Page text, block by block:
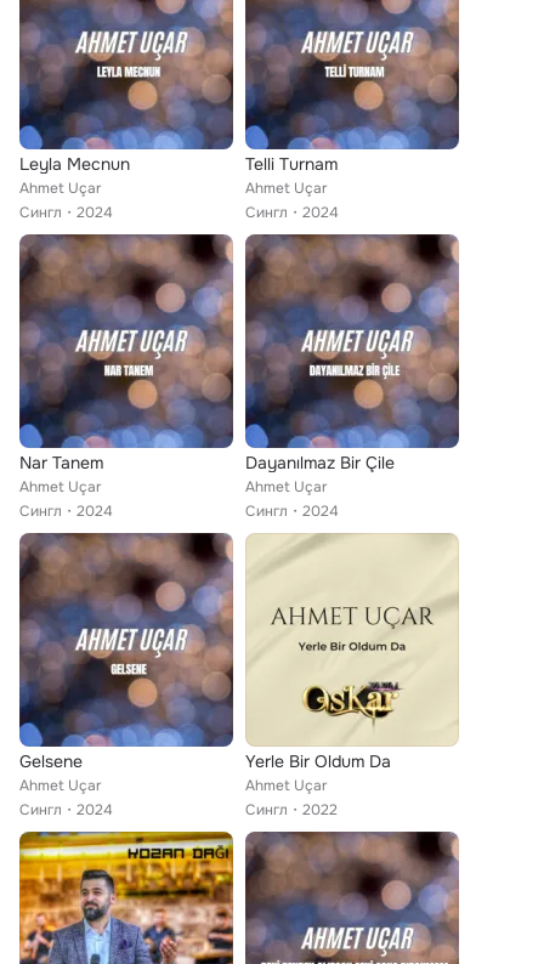
Leyla Mecnun
Ahmet Uçar
Сингл
2024
Telli Turnam
Ahmet Uçar
Сингл
2024
Nar Tanem
Ahmet Uçar
Сингл
2024
Dayanılmaz Bir Çile
Ahmet Uçar
Сингл
2024
Gelsene
Ahmet Uçar
Сингл
2024
Yerle Bir Oldum Da
Ahmet Uçar
Сингл
2022